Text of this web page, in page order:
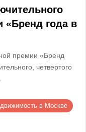
«Бренд года в
премии «Бренд
четвертого
в Москве